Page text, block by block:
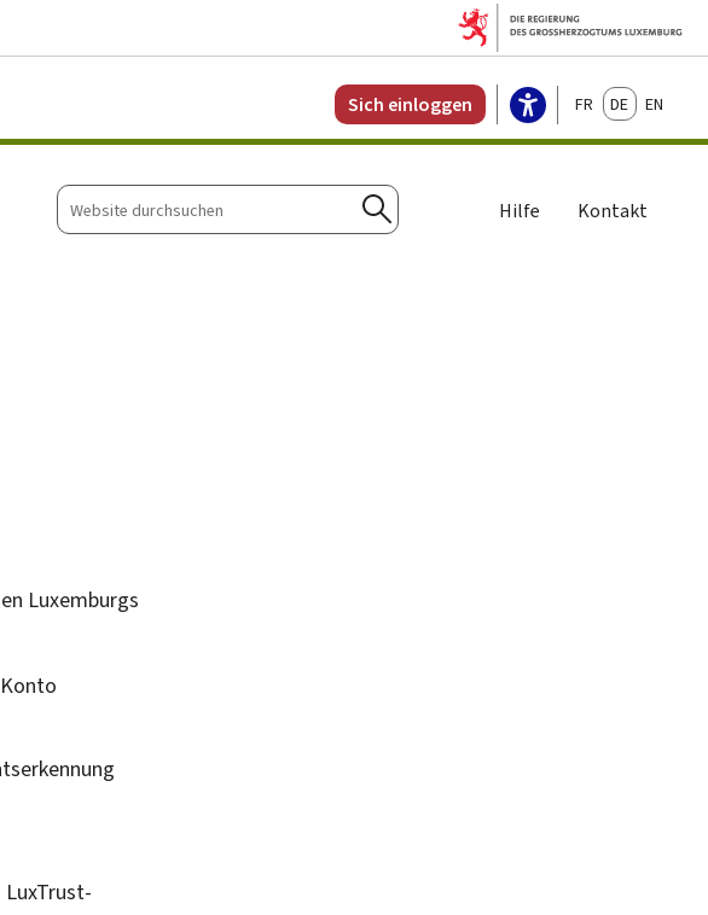
Sich einloggen FrançaisDeutschEnglish
Website
durchsuchen
Suchen
Hilfe Kontakt
Luxemburgs